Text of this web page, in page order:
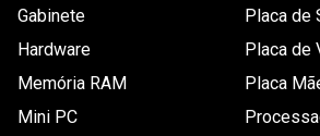
Gabinete
Hardware
Memória RAM
Mini PC
Placa de
Placa de
Placa
teclado
openbox
mouse
jonsbo